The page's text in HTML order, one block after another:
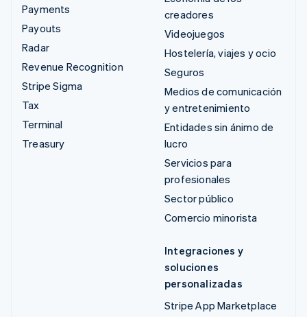
Payments
Payouts
Radar
Revenue Recognition
Stripe Sigma
Tax
Terminal
Treasury
creadores
Videojuegos
Hostelería, viajes y ocio
Seguros
Medios de comunicación
y entretenimiento
Entidades sin ánimo de
lucro
Servicios para
profesionales
Sector público
Comercio minorista
Integraciones y
soluciones
personalizadas
Stripe App Marketplace